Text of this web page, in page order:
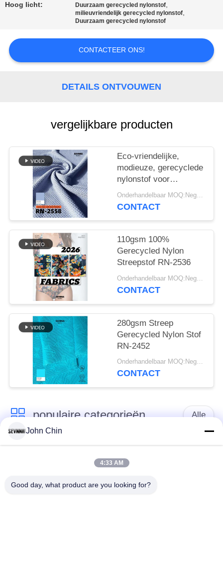
SITEMAP
Hoog licht: Duurzaam gerecycled nylonstof,
milieuvriendelijk gerecycled nylonstof,
Duurzaam gerecycled nylonstof
CONTACTEER ONS!
DETAILS ONTVOUWEN
vergelijkbare producten
Eco-vriendelijke,
modieuze, gerecyclede
nylonstof voor
duurzame kleding
Onderhandelbaar MOQ:Negotiable
CONTACT
110gsm 100%
Gerecycled Nylon
Streepstof RN-2536
Onderhandelbaar MOQ:Negotiable
CONTACT
280gsm Streep
Gerecycled Nylon Stof
RN-2452
Onderhandelbaar MOQ:Negotiable
CONTACT
populaire categorieën Alle
Gerecycleerde
Gerecycleerde Nylon
Stof
gerecycled polyester
Gerecycleerde Lycra-
John Chin
4:33 AM
Good day, what product are you looking for?